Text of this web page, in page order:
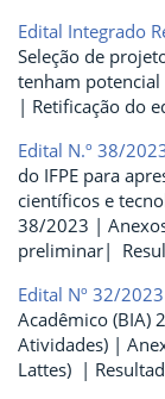
Edital Integrado
Seleção de
tenham potencial
| Retificação do
Edital N.º 38/
do IFPE para
científicos e
38/2023 |
preliminar|
Edital Nº 32/2023
Acadêmico (BIA)
Atividades) |
Lattes) |